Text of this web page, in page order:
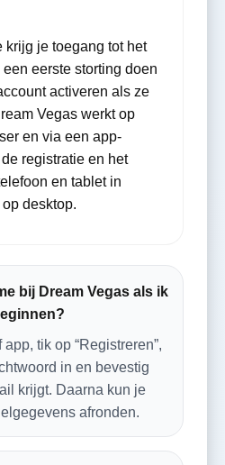
krijg je toegang tot het
eerste storting doen
activeren als ze
Vegas werkt op
en via een app-
registratie en het
en tablet in
desktop.
bij Dream Vegas als ik
tik op “Registreren”,
in en bevestig
krijgt. Daarna kun je
afronden.